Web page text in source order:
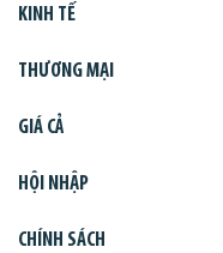
KINH TẾ
THƯƠNG MẠI
GIÁ CẢ
HỘI NHẬP
CHÍNH SÁCH